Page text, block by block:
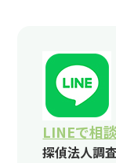
LINEで相
探偵法人調